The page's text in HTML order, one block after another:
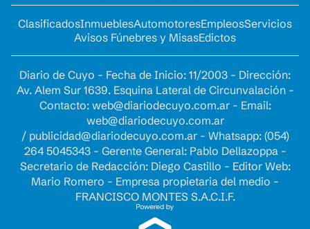
ClasificadosInmueblesAutomotoresEmpleosServicios
Avisos Fúnebres y MisasEdictos
Diario de Cuyo - Fecha de Inicio: 11/2003 - Dirección:
Av. Alem Sur 1639. Esquina Lateral de Circunvalación -
Contacto: web@diariodecuyo.com.ar- Email:
web@diariodecuyo.com.ar
/ publicidad@diariodecuyo.com.ar- Whatsapp: (054)
264 5045343 - Gerente General: Pablo Dellazoppa -
Secretario de Redacción: Diego Castillo - Editor Web:
Mario Romero - Empresa propietaria del medio -
FRANCISCO MONTES S.A.C.I.F.